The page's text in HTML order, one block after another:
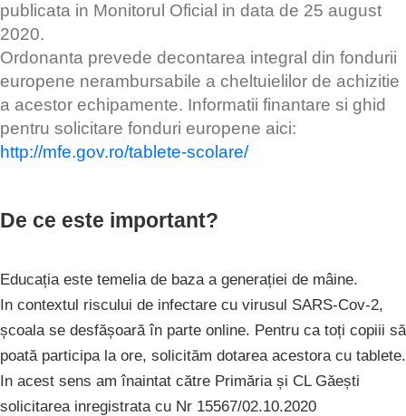
publicata in Monitorul Oficial in data de 25 august
2020.
Ordonanta prevede decontarea integral din fondurii
europene nerambursabile a cheltuielilor de achizitie
a acestor echipamente. Informatii finantare si ghid
pentru solicitare fonduri europene aici:
http://mfe.gov.ro/tablete-scolare/
De ce este important?
Educația este temelia de baza a generației de mâine.
In contextul riscului de infectare cu virusul SARS-Cov-2,
școala se desfășoară în parte online. Pentru ca toți copiii să
poată participa la ore, solicităm dotarea acestora cu tablete.
In acest sens am înaintat către Primăria și CL Găești
solicitarea inregistrata cu Nr 15567/02.10.2020